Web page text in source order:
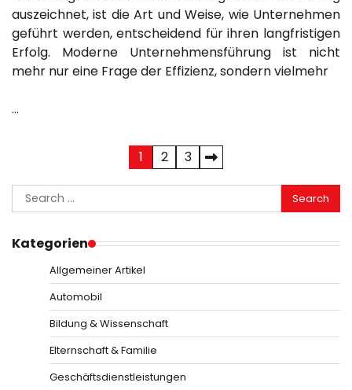
auszeichnet, ist die Art und Weise, wie Unternehmen
geführt werden, entscheidend für ihren langfristigen
Erfolg. Moderne Unternehmensführung ist nicht
mehr nur eine Frage der Effizienz, sondern vielmehr
…
pagination
1 2
3
Search
for:
Kategorien
Allgemeiner Artikel
Automobil
Bildung & Wissenschaft
Elternschaft & Familie
Geschäftsdienstleistungen